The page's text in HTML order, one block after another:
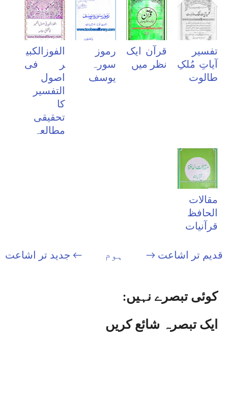
تفسیر
آیاتِ مُلکِ
طالوت
قرآن ایک
نظر میں
رموز
سورہ
یوسف
الفوزالکبی
ر فی
اصول
التفسیر
کا
تحقیقی
مطالعہ
مقالات
الحافظ
قرآنیات
← جدید تر اشاعت قدیم تر اشاعت → ہوم
کوئی تبصرے نہیں:
ایک تبصرہ شائع کریں